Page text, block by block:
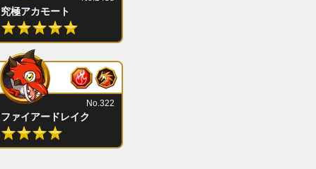
究極アカモート
ファイアードレイク
No.322